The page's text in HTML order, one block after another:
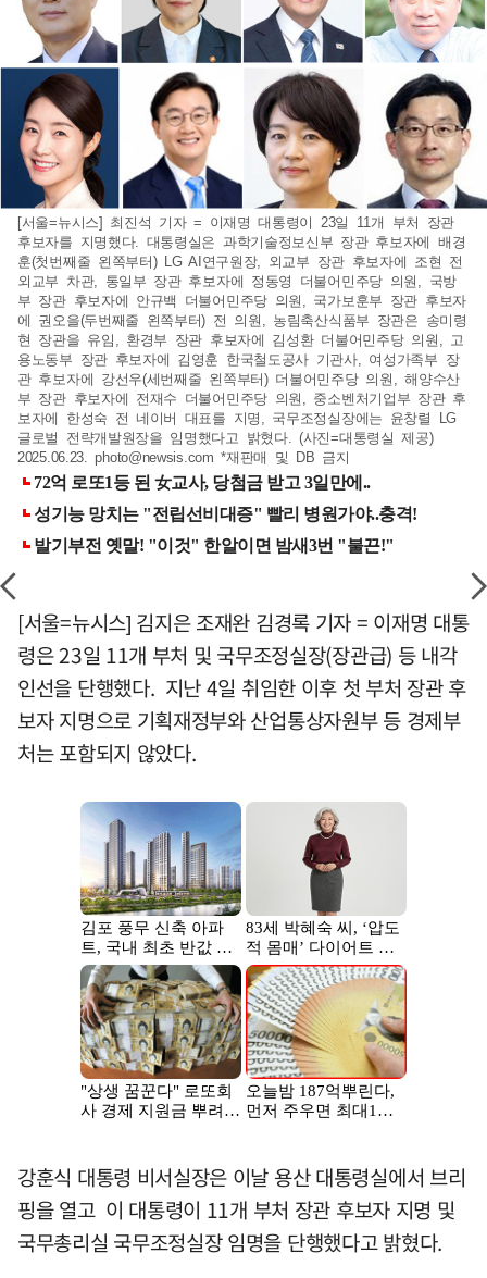
[서울=뉴시스] 최진석 기자 = 이재명 대통령이 23일 11개 부처 장관
후보자를 지명했다. 대통령실은 과학기술정보신부 장관 후보자에 배경
훈(첫번째줄 왼쪽부터) LG AI연구원장, 외교부 장관 후보자에 조현 전
외교부 차관, 통일부 장관 후보자에 정동영 더불어민주당 의원, 국방
부 장관 후보자에 안규백 더불어민주당 의원, 국가보훈부 장관 후보자
에 권오을(두번째줄 왼쪽부터) 전 의원, 농림축산식품부 장관은 송미령
현 장관을 유임, 환경부 장관 후보자에 김성환 더불어민주당 의원, 고
용노동부 장관 후보자에 김영훈 한국철도공사 기관사, 여성가족부 장
관 후보자에 강선우(세번째줄 왼쪽부터) 더불어민주당 의원, 해양수산
부 장관 후보자에 전재수 더불어민주당 의원, 중소벤처기업부 장관 후
보자에 한성숙 전 네이버 대표를 지명, 국무조정실장에는 윤창렬 LG
글로벌 전략개발원장을 임명했다고 밝혔다. (사진=대통령실 제공)
2025.06.23.photo@newsis.com *재판매 및 DB 금지
[서울=뉴시스] 김지은 조재완 김경록 기자 = 이재명 대통
령은 23일 11개 부처 및 국무조정실장(장관급) 등 내각
인선을 단행했다. 지난 4일 취임한 이후 첫 부처 장관 후
보자 지명으로 기획재정부와 산업통상자원부 등 경제부
처는 포함되지 않았다.
강훈식 대통령 비서실장은 이날 용산 대통령실에서 브리
핑을 열고 이 대통령이 11개 부처 장관 후보자 지명 및
국무총리실 국무조정실장 임명을 단행했다고 밝혔다.